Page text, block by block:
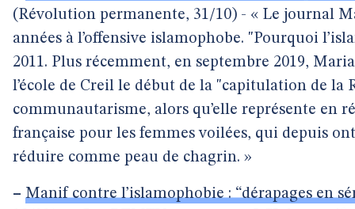
(Révolution permanente, 31/10) - « Le journal
années à l’offensive islamophobe. "Pourquoi
2011. Plus récemment, en septembre 2019,
l’école de Creil le début de la "capitulation de la
communautarisme, alors qu’elle représente en
française pour les femmes voilées, qui depuis
réduire comme peau de chagrin. »
– Manif contre l’islamophobie : “dérapages en